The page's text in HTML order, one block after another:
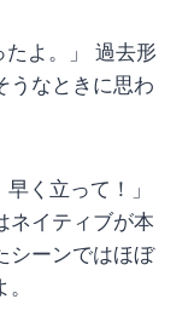
たよ。」 過去形
うなときに思わ
く立って！」
ネイティブが本
シーンではほぼ